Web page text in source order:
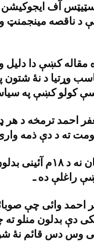
آف ايجوکيشن
د ناقصه مينجمنټ
مقاله کښې دا
وړتيا د نۀ
کولو کښې په
احمد ترمخه د هر
ته د دې ذمه
٢٠١١ء کښې
راغلې ده ـ
احمد وائى چې
دې بدلون منلو
وس دس قائم نۀ